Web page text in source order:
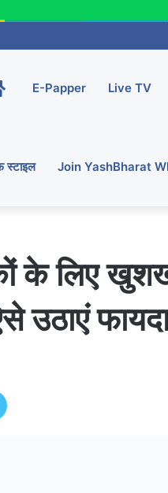
Home-
main
E-Papper Live TV
स्टाइल Join YashBharat
के लिए
उठाएं